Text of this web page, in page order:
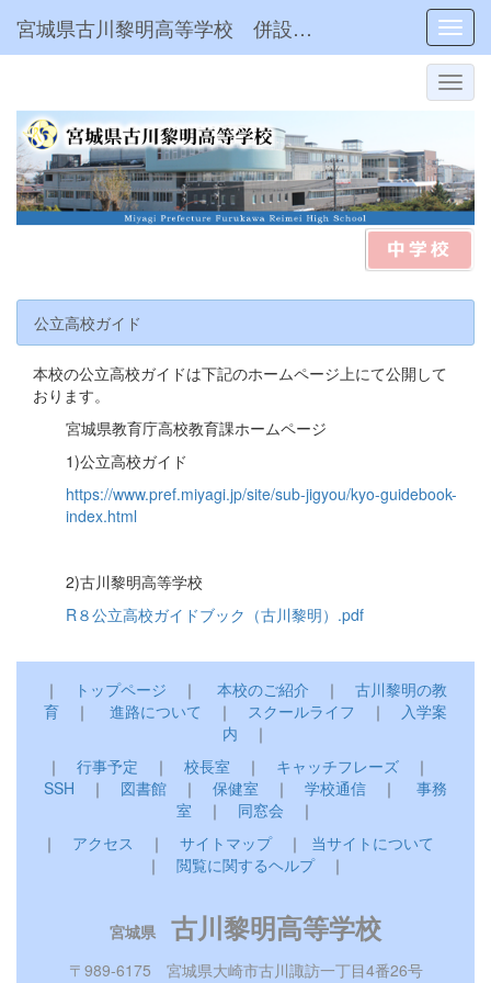
宮城県古川黎明高等学校 併設型中高一貫
公立高校ガイド
本校の公立高校ガイドは下記のホームページ上にて公開して
おります。
宮城県教育庁高校教育課ホームページ
1)公立高校ガイド
https://www.pref.miyagi.jp/site/sub-jigyou/kyo-guidebook-
index.html
2)古川黎明高等学校
R８公立高校ガイドブック（古川黎明）.pdf
｜ トップページ ｜ 本校のご紹介 ｜ 古川黎明の教
育 ｜ 進路について ｜ スクールライフ ｜ 入学案
内 ｜
｜ 行事予定 ｜ 校長室 ｜ キャッチフレーズ ｜
SSH ｜ 図書館 ｜ 保健室 ｜ 学校通信 ｜ 事務
室 ｜ 同窓会 ｜
｜ アクセス ｜ サイトマップ｜ 当サイトについて
｜ 閲覧に関するヘルプ｜
宮城県 古川黎明高等学校
〒989-6175 宮城県大崎市古川諏訪一丁目4番26号